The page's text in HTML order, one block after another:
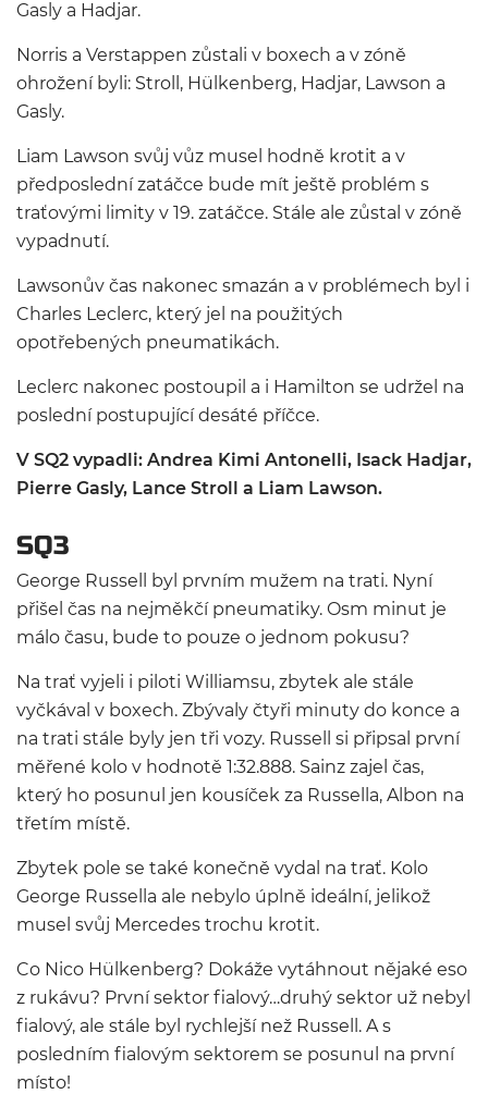
Gasly a Hadjar.
Norris a Verstappen zůstali v boxech a v zóně
ohrožení byli: Stroll, Hülkenberg, Hadjar, Lawson a
Gasly.
Liam Lawson svůj vůz musel hodně krotit a v
předposlední zatáčce bude mít ještě problém s
traťovými limity v 19. zatáčce. Stále ale zůstal v zóně
vypadnutí.
Lawsonův čas nakonec smazán a v problémech byl i
Charles Leclerc, který jel na použitých
opotřebených pneumatikách.
Leclerc nakonec postoupil a i Hamilton se udržel na
poslední postupující desáté příčce.
V SQ2 vypadli: Andrea Kimi Antonelli, Isack Hadjar,
Pierre Gasly, Lance Stroll a Liam Lawson.
SQ3
George Russell byl prvním mužem na trati. Nyní
přišel čas na nejměkčí pneumatiky. Osm minut je
málo času, bude to pouze o jednom pokusu?
Na trať vyjeli i piloti Williamsu, zbytek ale stále
vyčkával v boxech. Zbývaly čtyři minuty do konce a
na trati stále byly jen tři vozy. Russell si připsal první
měřené kolo v hodnotě 1:32.888. Sainz zajel čas,
který ho posunul jen kousíček za Russella, Albon na
třetím místě.
Zbytek pole se také konečně vydal na trať. Kolo
George Russella ale nebylo úplně ideální, jelikož
musel svůj Mercedes trochu krotit.
Co Nico Hülkenberg? Dokáže vytáhnout nějaké eso
z rukávu? První sektor fialový…druhý sektor už nebyl
fialový, ale stále byl rychlejší než Russell. A s
posledním fialovým sektorem se posunul na první
místo!